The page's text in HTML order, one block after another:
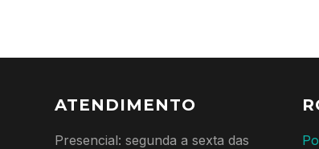
ATENDIMENTO
Presencial: segunda a sexta das